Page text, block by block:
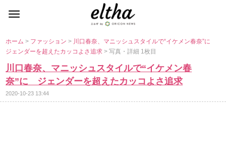
ホーム> ファッション> 川口春奈、マニッシュスタイルで“イケメン春奈”に
ジェンダーを超えたカッコよさ追求> 写真・詳細 1枚目
川口春奈、マニッシュスタイルで“イケメン春
奈”に ジェンダーを超えたカッコよさ追求
2020-10-23 13:44